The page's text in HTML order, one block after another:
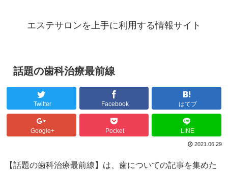
エステサロンを上手に利用する情報サイト
話題の歯科治療最前線
Twitter Facebook はてブ
Google+ Pocket LINE
2021.06.29
【話題の歯科治療最前線】は、歯についての記事を集めた